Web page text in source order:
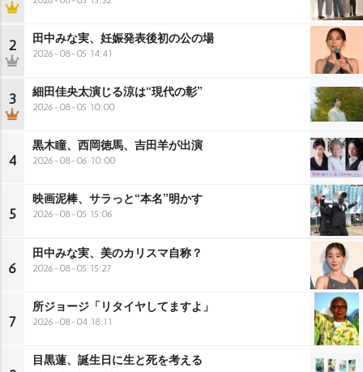
2 田中みな実、妊娠発表後初の公の場
2026-08-05 14:41
3 細田佳央太演じる涼は“現代の彰”
2026-08-05 10:00
4
黒木瞳、西岡徳馬、吉田羊が出演
2026-08-06 10:00
5
映画泥棒、サラっと“本名”明かす
2026-08-05 15:06
6
田中みな実、美のカリスマ自称？
2026-08-05 15:27
7
所ジョージ「リタイヤしてますよ」
2026-08-04 18:11
目黒蓮、誕生日に生と死を考える